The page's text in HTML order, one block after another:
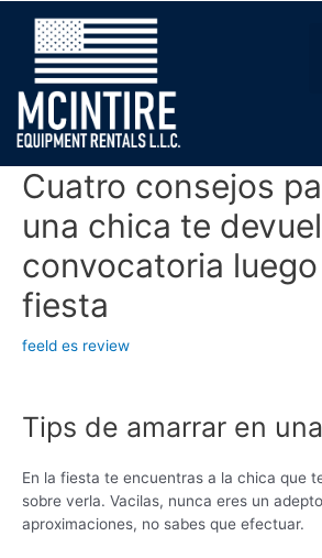
Cuatro consejos
una chica te
convocatoria
fiesta
feeld es review
Tips de amarrar en
En la fiesta te encuentras a la chica que
sobre verla. Vacilas, nunca eres un
aproximaciones, no sabes que efectuar.